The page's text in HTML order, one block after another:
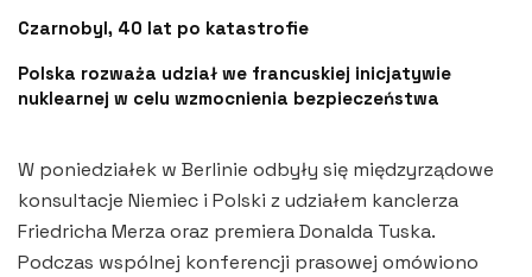
Czarnobyl, 40 lat po katastrofie
Polska rozważa udział we francuskiej inicjatywie
nuklearnej w celu wzmocnienia bezpieczeństwa
W poniedziałek w Berlinie odbyły się międzyrządowe
konsultacje Niemiec i Polski z udziałem kanclerza
Friedricha Merza oraz premiera Donalda Tuska.
Podczas wspólnej konferencji prasowej omówiono